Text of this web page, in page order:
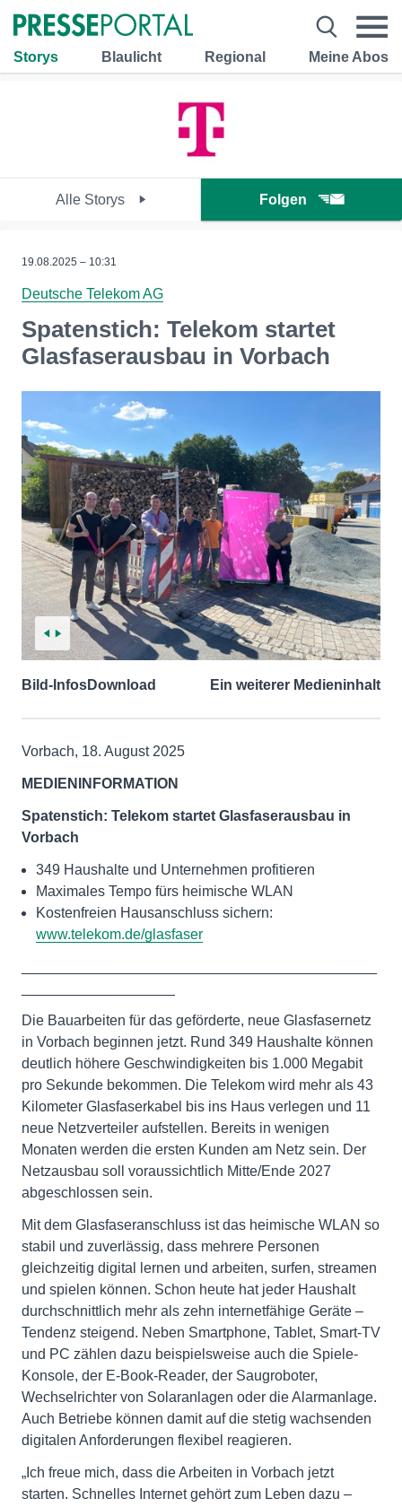
Storys Blaulicht Regional Meine Abos
Alle Storys Folgen
19.08.2025 – 10:31
Deutsche Telekom AG
Spatenstich: Telekom startet
Glasfaserausbau in Vorbach
Bild-InfosDownload Ein weiterer Medieninhalt
Vorbach, 18. August 2025
MEDIENINFORMATION
Spatenstich: Telekom startet Glasfaserausbau in
Vorbach
349 Haushalte und Unternehmen profitieren
Maximales Tempo fürs heimische WLAN
Kostenfreien Hausanschluss sichern:
www.telekom.de/glasfaser
Die Bauarbeiten für das geförderte, neue Glasfasernetz
in Vorbach beginnen jetzt. Rund 349 Haushalte können
deutlich höhere Geschwindigkeiten bis 1.000 Megabit
pro Sekunde bekommen. Die Telekom wird mehr als 43
Kilometer Glasfaserkabel bis ins Haus verlegen und 11
neue Netzverteiler aufstellen. Bereits in wenigen
Monaten werden die ersten Kunden am Netz sein. Der
Netzausbau soll voraussichtlich Mitte/Ende 2027
abgeschlossen sein.
Mit dem Glasfaseranschluss ist das heimische WLAN so
stabil und zuverlässig, dass mehrere Personen
gleichzeitig digital lernen und arbeiten, surfen, streamen
und spielen können. Schon heute hat jeder Haushalt
durchschnittlich mehr als zehn internetfähige Geräte –
Tendenz steigend. Neben Smartphone, Tablet, Smart-TV
und PC zählen dazu beispielsweise auch die Spiele-
Konsole, der E-Book-Reader, der Saugroboter,
Wechselrichter von Solaranlagen oder die Alarmanlage.
Auch Betriebe können damit auf die stetig wachsenden
digitalen Anforderungen flexibel reagieren.
„Ich freue mich, dass die Arbeiten in Vorbach jetzt
starten. Schnelles Internet gehört zum Leben dazu –